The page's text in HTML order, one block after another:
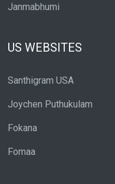
Janmabhumi
US WEBSITES
Santhigram USA
Joychen Puthukulam
Fokana
Fomaa